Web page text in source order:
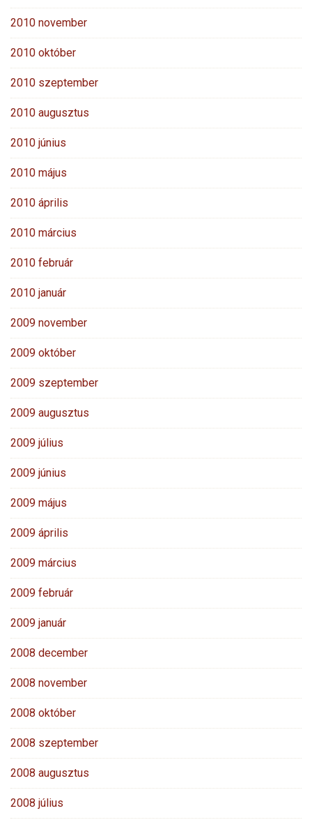
2010 november
2010 október
2010 szeptember
2010 augusztus
2010 június
2010 május
2010 április
2010 március
2010 február
2010 január
2009 november
2009 október
2009 szeptember
2009 augusztus
2009 július
2009 június
2009 május
2009 április
2009 március
2009 február
2009 január
2008 december
2008 november
2008 október
2008 szeptember
2008 augusztus
2008 július